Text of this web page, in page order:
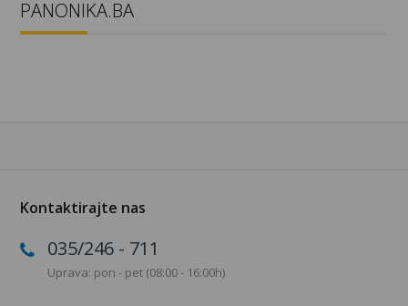
PANONIKA.BA
Kontaktirajte nas
035/246 - 711
Uprava: pon - pet (08:00 - 16:00h)